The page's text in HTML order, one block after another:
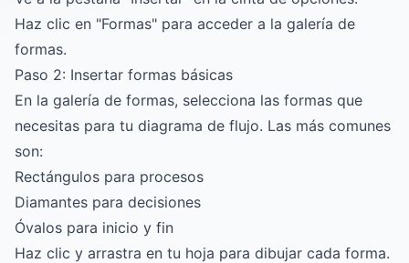
Haz clic en "Formas" para acceder a la galería de
formas.
Paso 2: Insertar formas básicas
En la galería de formas, selecciona las formas que
necesitas para tu diagrama de flujo. Las más comunes
son:
Rectángulos para procesos
Diamantes para decisiones
Óvalos para inicio y fin
Haz clic y arrastra en tu hoja para dibujar cada forma.